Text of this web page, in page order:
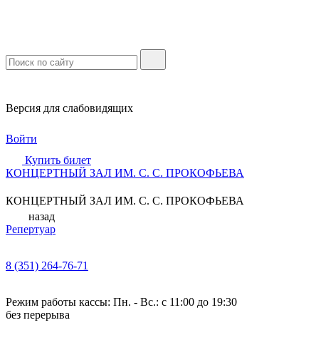
Версия для слабовидящих
Войти
Купить билет
КОНЦЕРТНЫЙ ЗАЛ ИМ. С. С. ПРОКОФЬЕВА
КОНЦЕРТНЫЙ ЗАЛ ИМ. С. С. ПРОКОФЬЕВА
назад
Репертуар
8 (351) 264-76-71
Режим работы кассы: Пн. - Вс.: с 11:00 до 19:30
без перерыва